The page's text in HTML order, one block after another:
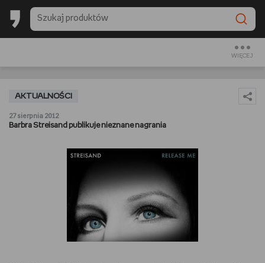
WIĘCEJ
BACK TO SCHOOL
SŁUCHAM
PREZENTOWNIKI
AKTUALNOŚCI
27 sierpnia 2012
Barbra Streisand publikuje nieznane nagrania